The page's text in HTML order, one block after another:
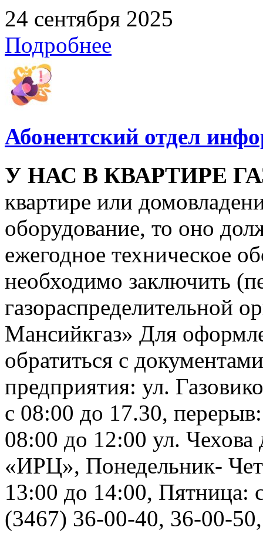
24 сентября 2025
Подробнее
Абонентский отдел
У НАС В КВАРТИРЕ
квартире или
оборудование, то оно
ежегодное техническое
необходимо заключить
газораспределительной
Мансийкгаз» Для
обратиться с
предприятия: ул.
с 08:00 до 17.30,
08:00 до 12:00 ул.
«ИРЦ», Понедельник-
13:00 до 14:00, Пятница:
(3467) 36-00-40, 36-00-